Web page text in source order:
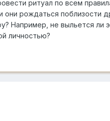
ритуал по всем
рождаться поблизости
Например, не выльется ли
личностью?